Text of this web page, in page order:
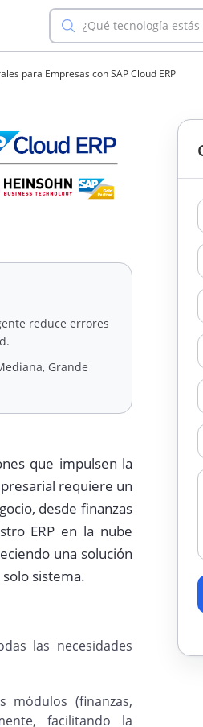
¿Qué tecnología
para Empresas con SAP Cloud ERP
reduce errores
Grande
que impulsen la
requiere un
desde finanzas
ERP en la nube
una solución
sistema.
las necesidades
(finanzas,
facilitando la